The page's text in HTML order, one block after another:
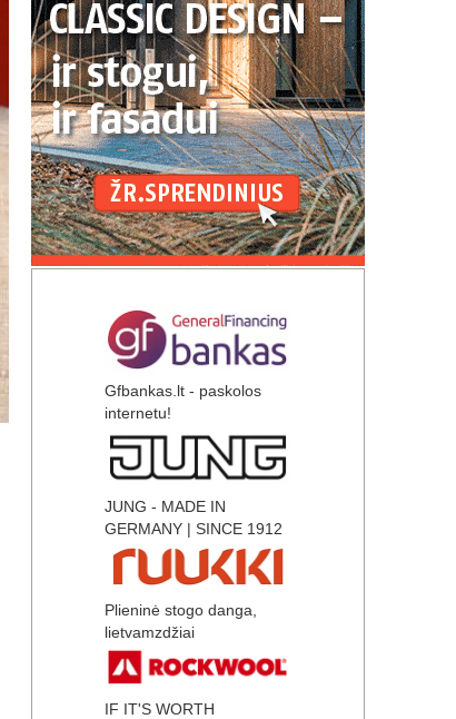
Gfbankas.lt - paskolos
internetu!
JUNG - MADE IN
GERMANY | SINCE 1912
Plieninė stogo danga,
lietvamzdžiai
IF IT'S WORTH